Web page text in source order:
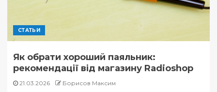
СТАТЬИ
Як обрати хороший паяльник:
рекомендації від магазину Radioshop
21.03.2026 Борисов Максим